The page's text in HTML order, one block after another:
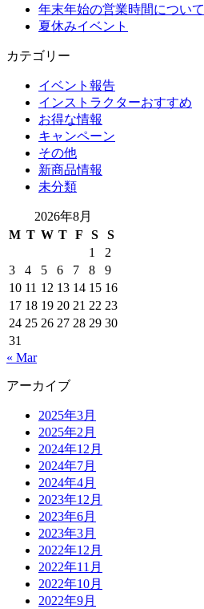
年末年始の営業時間について
夏休みイベント
カテゴリー
イベント報告
インストラクターおすすめ
お得な情報
キャンペーン
その他
新商品情報
未分類
2026年8月
M T W T F S
S
1
2
3
4 5 6 7 8
9
10 11 12 13 14 15 16
17 18 19 20 21 22 23
24 25 26 27 28 29 30
31
« Mar
アーカイブ
2025年3月
2025年2月
2024年12月
2024年7月
2024年4月
2023年12月
2023年6月
2023年3月
2022年12月
2022年11月
2022年10月
2022年9月